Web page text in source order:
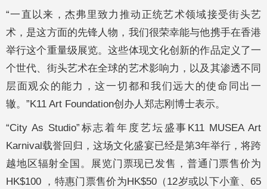
“一直以来，杰弗里致力推动正统艺术领域接受街头艺
术，是这方面的先锋人物，我们很荣幸能与他携手在香港
举行这个重量级展览。这些体现文化创新的作品定义了一
个世代、街头艺术在全球的艺术影响力，以及其渗透不同
层面观众的能力，这一切都和我们远大的使命同出一
辙。”K11 Art Foundation创办人郑志刚博士表示。
“City As Studio”标志着年度艺坛盛事K11 MUSEA Art
Karnival载誉回归，这场文化盛宴已经是第3年举行，将跨
越地区辐射全国。展览门票现已发售，普通门票售价为
HK$100 ，特惠门票售价为HK$50（12岁或以下小童、65